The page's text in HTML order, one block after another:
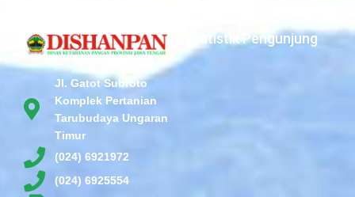
Jl. Gatot Subroto
Komplek Pertanian
Tarubudaya Ungaran
Timur
(024) 6921972
(024) 6925554
Statistik Pengunjung